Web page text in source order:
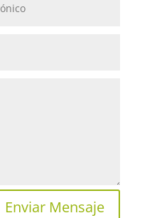
Enviar Mensaje